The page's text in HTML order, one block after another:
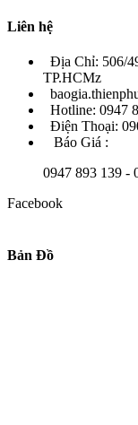
Liên hệ
Địa Chỉ: 506/
TP.HCMz
Hotline: 0947
Điện Thoại:
Báo Giá :
0947 893 139 -
Facebook
Bản Đồ